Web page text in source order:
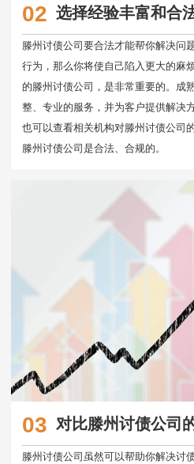
02 选择经验丰富和合
滕州讨债公司要合法才能帮你解决问
行为，那么你将使自己陷入更大的麻
的滕州讨债公司，是非常重要的。成
整、专业的服务，并为客户提供解决
也可以查看相关机构对滕州讨债公司
滕州讨债公司是合法、合规的。
03 对比滕州讨债公司
滕州讨债公司虽然可以帮助你解决讨